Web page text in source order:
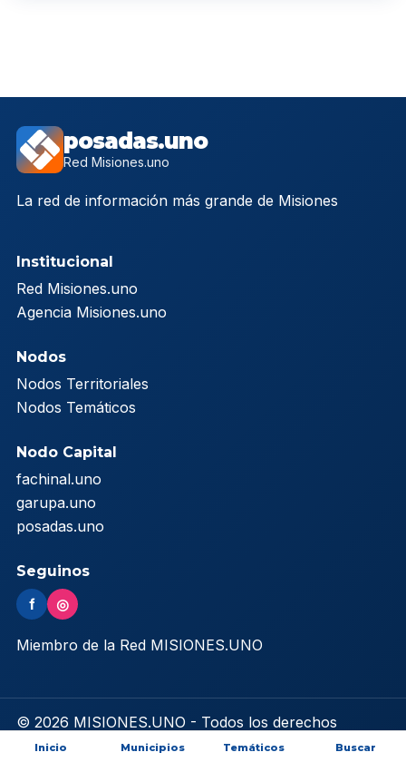
posadas.uno
Red Misiones.uno
La red de información más grande de Misiones
Institucional
Red Misiones.uno
Agencia Misiones.uno
Nodos
Nodos Territoriales
Nodos Temáticos
Nodo Capital
fachinal.uno
garupa.uno
posadas.uno
Seguinos
f ◎
Miembro de la Red MISIONES.UNO
© 2026 MISIONES.UNO - Todos los derechos
reservados
Inicio Municipios Temáticos Buscar